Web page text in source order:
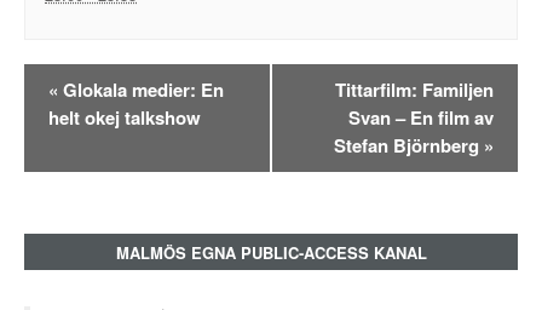
Evenemangsnavigation
« Glokala medier: En
helt okej talkshow
Tittarfilm: Familjen
Svan – En film av
Stefan Björnberg »
MALMÖS EGNA PUBLIC-ACCESS KANAL